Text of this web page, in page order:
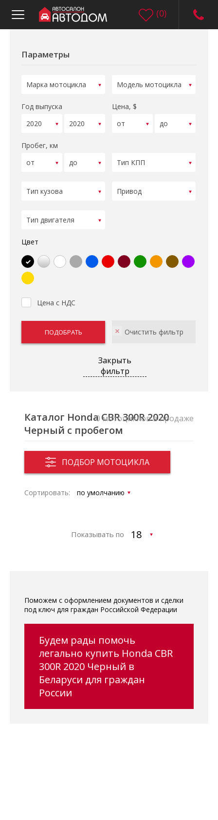
(0)
Параметры
Год выпуска Цена, $
Пробег, км
Цвет
Цена с НДС
Закрыть
фильтр
Каталог Honda CBR 300R 2020
Черный с пробегом
ПОДБОР МОТОЦИКЛА
0 мотоциклов в продаже
Сортировать:
Показывать по
Поможем с оформлением документов и сделки
под ключ для граждан Российской Федерации
Будем рады помочь
легально купить Honda CBR
300R 2020 Черный в
Беларуси для граждан
России